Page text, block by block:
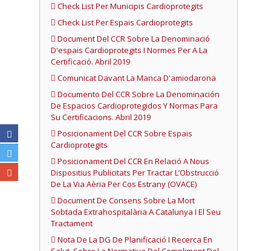
Check List Per Municipis Cardioprotegits
Check List Per Espais Cardioprotegits
Document Del CCR Sobre La Denominació
D'espais Cardioprotegits I Normes Per A La
Certificació. Abril 2019
Comunicat Davant La Manca D'amiodarona
Documento Del CCR Sobre La Denominación
De Espacios Cardioprotegidos Y Normas Para
Su Certificacions. Abril 2019
Posicionament Del CCR Sobre Espais
Cardioprotegits
Posicionament Del CCR En Relació A Nous
Dispositius Publicitats Per Tractar L’Obstrucció
De La Via Aèria Per Cos Estrany (OVACE)
Document De Consens Sobre La Mort
Sobtada Extrahospitalària A Catalunya I El Seu
Tractament
Nota De La DG De Planificació I Recerca En